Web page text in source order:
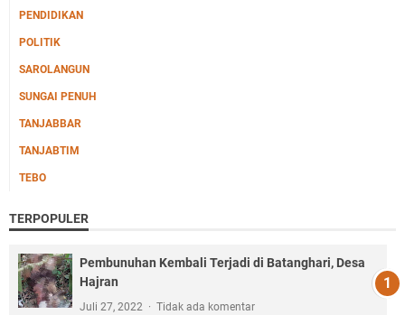
PENDIDIKAN
POLITIK
SAROLANGUN
SUNGAI PENUH
TANJABBAR
TANJABTIM
TEBO
TERPOPULER
Pembunuhan Kembali Terjadi di Batanghari, Desa
Hajran
Juli 27, 2022 Tidak ada komentar